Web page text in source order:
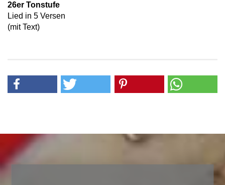
26er Tonstufe
Lied in 5 Versen
(mit Text)